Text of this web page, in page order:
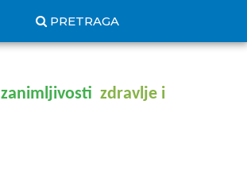
PRETRAGA
zanimljivosti zdravlje i